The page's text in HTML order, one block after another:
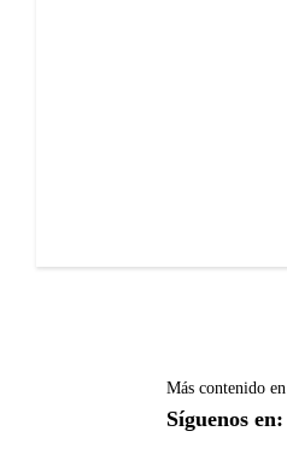
Más contenido en
Síguenos en: